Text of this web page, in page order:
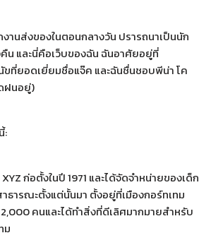
านส่งของในตอนกลางวัน ปรารถนาเป็นนัก
น และนี่คือเว็บของฉัน ฉันอาศัยอยู่ที่
ขที่ยอดเยี่ยมชื่อแจ๊ค และฉันชื่นชอบพีน่า โค
ฝนอยู่)
:
ก่อตั้งในปี 1971 และได้จัดจำหน่ายของเด็ก
ารณะตั้งแต่นั้นมา ตั้งอยู่ที่เมืองกอร์ทเทม
คนและได้ทำสิ่งที่ดีเลิศมากมายสำหรับ
ม